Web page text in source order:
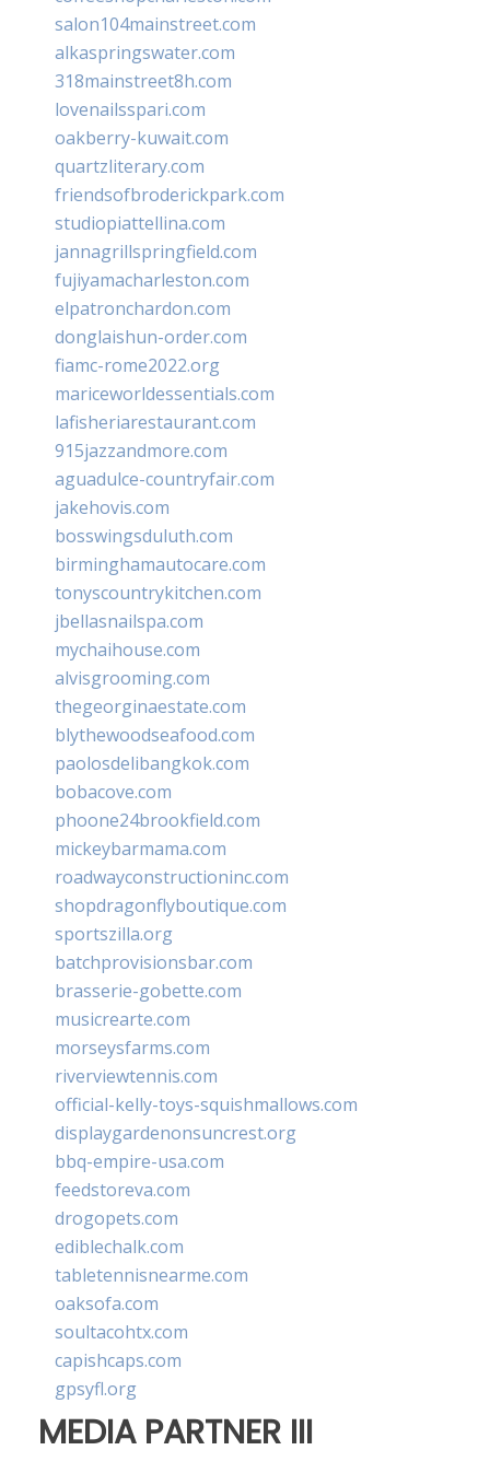
salon104mainstreet.com
alkaspringswater.com
318mainstreet8h.com
lovenailsspari.com
oakberry-kuwait.com
quartzliterary.com
friendsofbroderickpark.com
studiopiattellina.com
jannagrillspringfield.com
fujiyamacharleston.com
elpatronchardon.com
donglaishun-order.com
fiamc-rome2022.org
mariceworldessentials.com
lafisheriarestaurant.com
915jazzandmore.com
aguadulce-countryfair.com
jakehovis.com
bosswingsduluth.com
birminghamautocare.com
tonyscountrykitchen.com
jbellasnailspa.com
mychaihouse.com
alvisgrooming.com
thegeorginaestate.com
blythewoodseafood.com
paolosdelibangkok.com
bobacove.com
phoone24brookfield.com
mickeybarmama.com
roadwayconstructioninc.com
shopdragonflyboutique.com
sportszilla.org
batchprovisionsbar.com
brasserie-gobette.com
musicrearte.com
morseysfarms.com
riverviewtennis.com
official-kelly-toys-squishmallows.com
displaygardenonsuncrest.org
bbq-empire-usa.com
feedstoreva.com
drogopets.com
ediblechalk.com
tabletennisnearme.com
oaksofa.com
soultacohtx.com
capishcaps.com
gpsyfl.org
MEDIA PARTNER III